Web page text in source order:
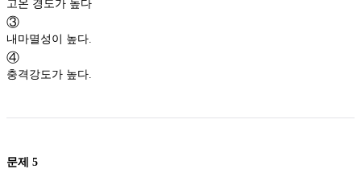
고온 경도가 높다
③
내마멸성이 높다.
④
충격강도가 높다.
문제 5